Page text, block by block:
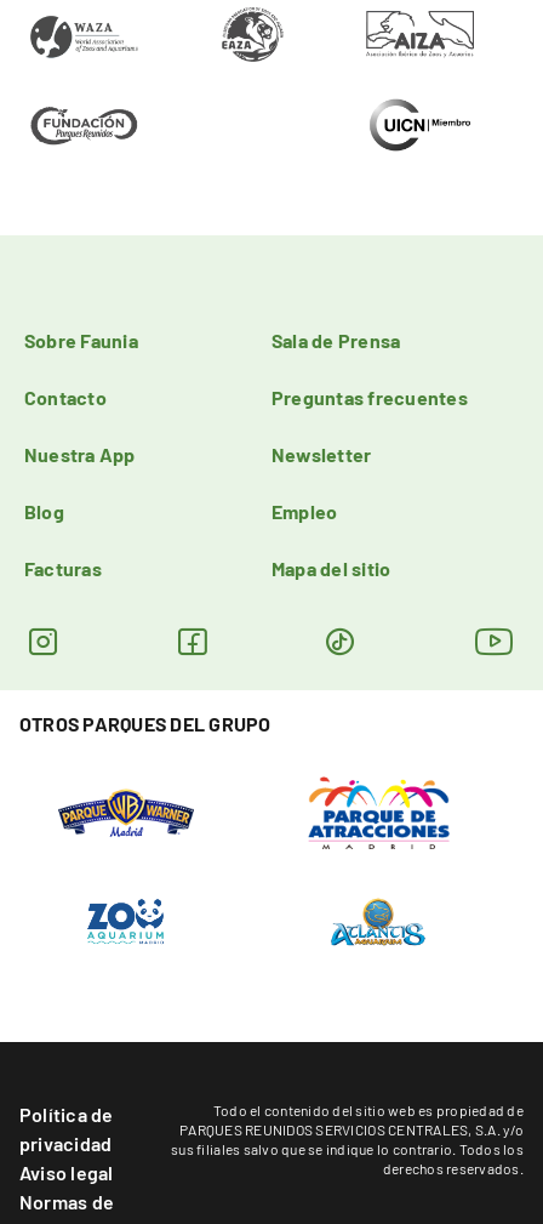
Sobre Faunia Sala de Prensa
Contacto Preguntas frecuentes
Nuestra App Newsletter
Blog Empleo
Facturas Mapa del sitio
OTROS PARQUES DEL GRUPO
Política de
privacidad
Aviso legal
Normas de
Todo el contenido del sitio web es propiedad de
PARQUES REUNIDOS SERVICIOS CENTRALES, S.A. y/o
sus filiales salvo que se indique lo contrario. Todos los
derechos reservados.